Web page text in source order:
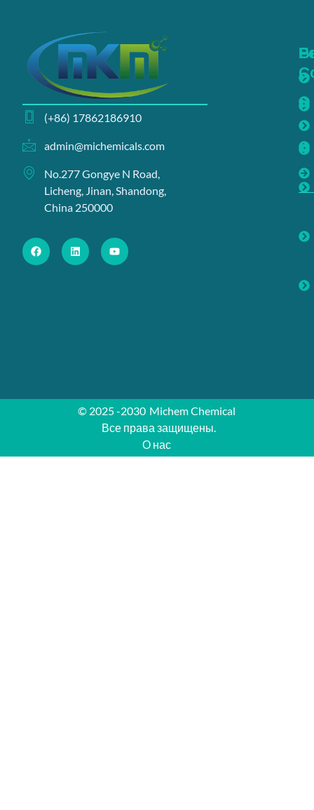
(+86) 17862186910
admin@michemicals.com
No.277 Gongye N Road,
Licheng, Jinan, Shandong,
China 250000
© 2025 -2030 Michem Chemical
Все права защищены.
О нас